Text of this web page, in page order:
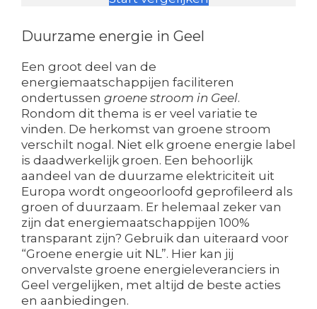
Duurzame energie in Geel
Een groot deel van de
energiemaatschappijen faciliteren
ondertussen groene stroom in Geel.
Rondom dit thema is er veel variatie te
vinden. De herkomst van groene stroom
verschilt nogal. Niet elk groene energie label
is daadwerkelijk groen. Een behoorlijk
aandeel van de duurzame elektriciteit uit
Europa wordt ongeoorloofd geprofileerd als
groen of duurzaam. Er helemaal zeker van
zijn dat energiemaatschappijen 100%
transparant zijn? Gebruik dan uiteraard voor
“Groene energie uit NL”. Hier kan jij
onvervalste groene energieleveranciers in
Geel vergelijken, met altijd de beste acties
en aanbiedingen.